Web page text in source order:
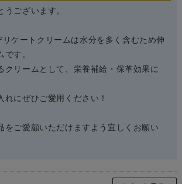
うございます。
リケートクリームは水分を多く含むため伸
です。
クリームとして、栄養補給・保革効果に
れにぜひご愛用ください！
をご愛顧いただけますよう宜しくお願い